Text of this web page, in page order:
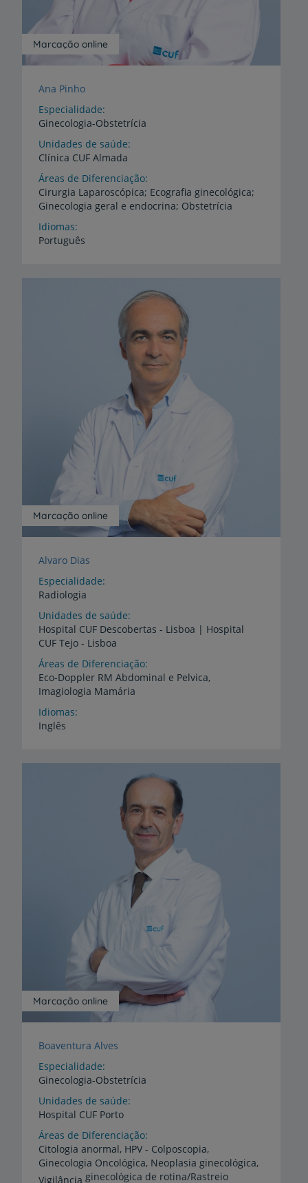
Marcação online
Ana Pinho
Especialidade
Ginecologia-Obstetrícia
Unidades de saúde
Clínica CUF Almada
Áreas de Diferenciação
Cirurgia Laparoscópica; Ecografia ginecológica;
Ginecologia geral e endocrina; Obstetrícia
Idiomas
Português
Marcação online
Alvaro Dias
Especialidade
Radiologia
Unidades de saúde
Hospital CUF Descobertas - Lisboa | Hospital
CUF Tejo - Lisboa
Áreas de Diferenciação
Eco-Doppler RM Abdominal e Pelvica,
Imagiologia Mamária
Idiomas
Inglês
Marcação online
Boaventura Alves
Especialidade
Ginecologia-Obstetrícia
Unidades de saúde
Hospital CUF Porto
Áreas de Diferenciação
Citologia anormal, HPV - Colposcopia,
Ginecologia Oncológica, Neoplasia ginecológica,
Vigilância ginecológica de rotina/Rastreio